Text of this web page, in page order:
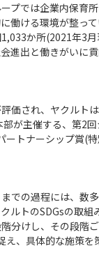
プでは企業内保育
働ける環境が整っ
か所(2021年3
進出と働きがいに
価され、ヤクルト
が主催する、第2
ートナーシップ賞(
での過程には、数
ルトのSDGsの取組
分けし、その段階
え、具体的な施策を